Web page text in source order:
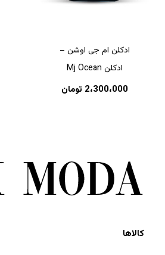
ادکلن ام جی اوشن –
ادکلن Mj Ocean
2،300،000 تومان
کالاها